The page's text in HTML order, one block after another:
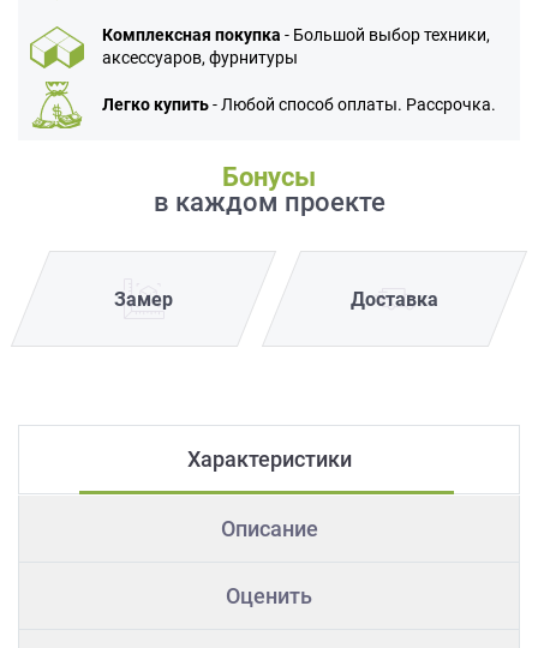
Комплексная покупка - Большой выбор техники,
аксессуаров, фурнитуры
Легко купить- Любой способ оплаты. Рассрочка.
Бонусы
в каждом проекте
Замер Доставка
Характеристики
Описание
Оценить